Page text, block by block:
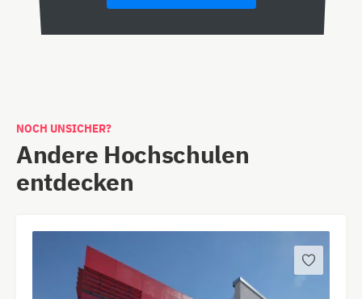
NOCH UNSICHER?
Andere Hochschulen
entdecken